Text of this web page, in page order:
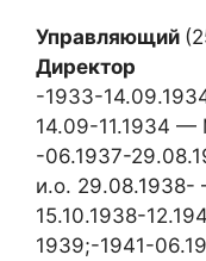
Управляющий
Директор
-1933-
14.09-11.1934
-06.1937-
и.о.
15.10.1938-
1939;-1941-